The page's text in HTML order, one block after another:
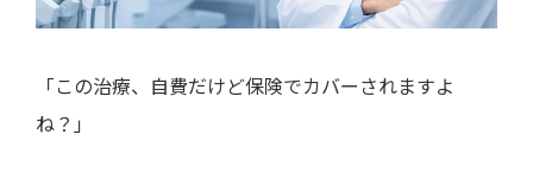
「この治療、自費だけど保険でカバーされますよ
ね？」